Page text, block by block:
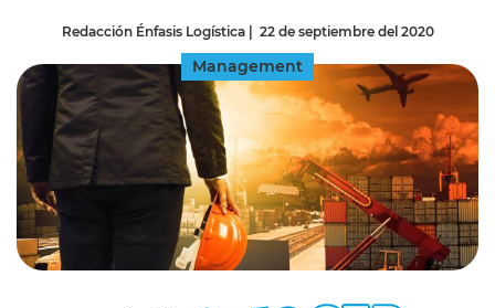
Redacción Énfasis Logística| 22 de septiembre del 2020
Management